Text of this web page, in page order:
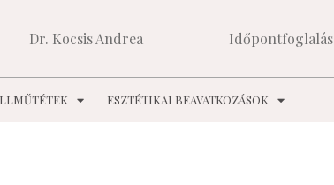
Dr. Kocsis Andrea Időpontfoglalás
ESZTÉTIKAI BEAVATKOZÁSOK